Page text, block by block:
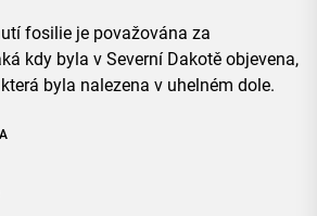
fosilie je považována za
kdy byla v Severní Dakotě objevena,
byla nalezena v uhelném dole.